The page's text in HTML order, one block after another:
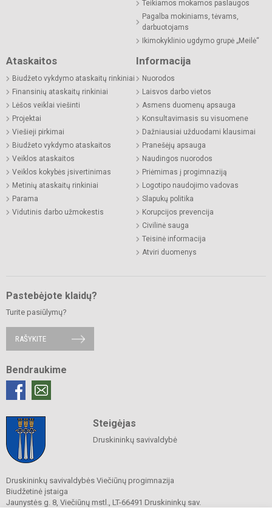
Teikiamos mokamos paslaugos
Pagalba mokiniams, tėvams,
darbuotojams
Ikimokyklinio ugdymo grupė „Meilė“
Ataskaitos
Biudžeto vykdymo ataskaitų rinkiniai
Finansinių ataskaitų rinkiniai
Lėšos veiklai viešinti
Projektai
Viešieji pirkimai
Biudžeto vykdymo ataskaitos
Veiklos ataskaitos
Veiklos kokybės įsivertinimas
Metinių ataskaitų rinkiniai
Parama
Vidutinis darbo užmokestis
Informacija
Nuorodos
Laisvos darbo vietos
Asmens duomenų apsauga
Konsultavimasis su visuomene
Dažniausiai užduodami klausimai
Pranešėjų apsauga
Naudingos nuorodos
Priėmimas į progimnaziją
Logotipo naudojimo vadovas
Slapukų politika
Korupcijos prevencija
Civilinė sauga
Teisinė informacija
Atviri duomenys
Pastebėjote klaidų?
Turite pasiūlymų?
RAŠYKITE
Bendraukime
Steigėjas
Druskininkų savivaldybė
Druskininkų savivaldybės Viečiūnų progimnazija
Biudžetinė įstaiga
Jaunystės g. 8, Viečiūnų mstl., LT-66491 Druskininkų sav.